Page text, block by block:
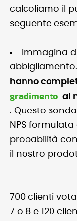
calcoliamo il
seguente
Immagina
abbigliamento.
hanno
gradimento al
. Questo
NPS
probabilità
il nostro
700 clienti
7 o 8 e 120